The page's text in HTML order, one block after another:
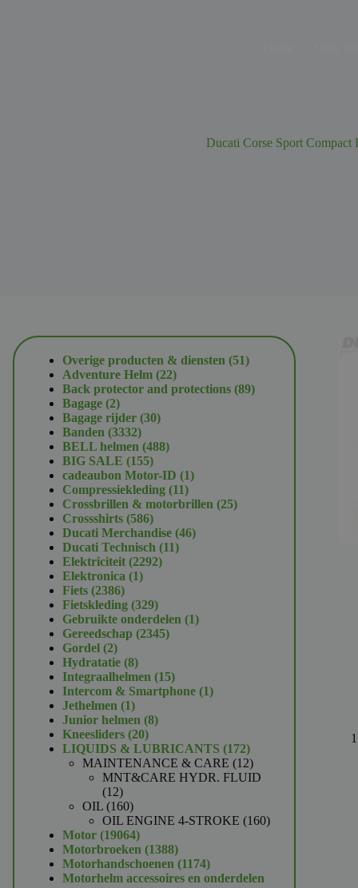
Ducati Corse Sport Compact
Overige producten & diensten 5151
Adventure Helm 2222
producten
Back protector and protections 8989
Bagage 22
producten
Bagage rijder 3030
Banden 33323332
producten
BELL helmen 488488
BIG SALE 155155
producten
cadeaubon Motor-ID 11
Compressiekleding 1111
producten
Crossbrillen & motorbrillen 2525
Crossshirts 586586
producten
Ducati Merchandise 4646
Ducati Technisch 1111
Elektriciteit 22922292
Elektronica 11
Fiets 23862386
producten
Fietskleding 329329
producten
Gebruikte onderdelen 11
Gereedschap 23452345
Gordel 22
producten
Hydratatie 88
producten
Integraalhelmen 1515
producten
Intercom & Smartphone 11
Jethelmen 11
product
Junior helmen 88
Kneesliders 2020
producten
LIQUIDS & LUBRICANTS 172172
producten
MAINTENANCE & CARE 1212
producten
MNT&CARE HYDR. FLUID
1212
producten
OIL 160160
producten
OIL ENGINE 4-STROKE 160160
Motor 1906419064
producten
Motorbroeken 13881388
producten
Motorhandschoenen 11741174
producten
Motorhelm accessoires en onderdelen